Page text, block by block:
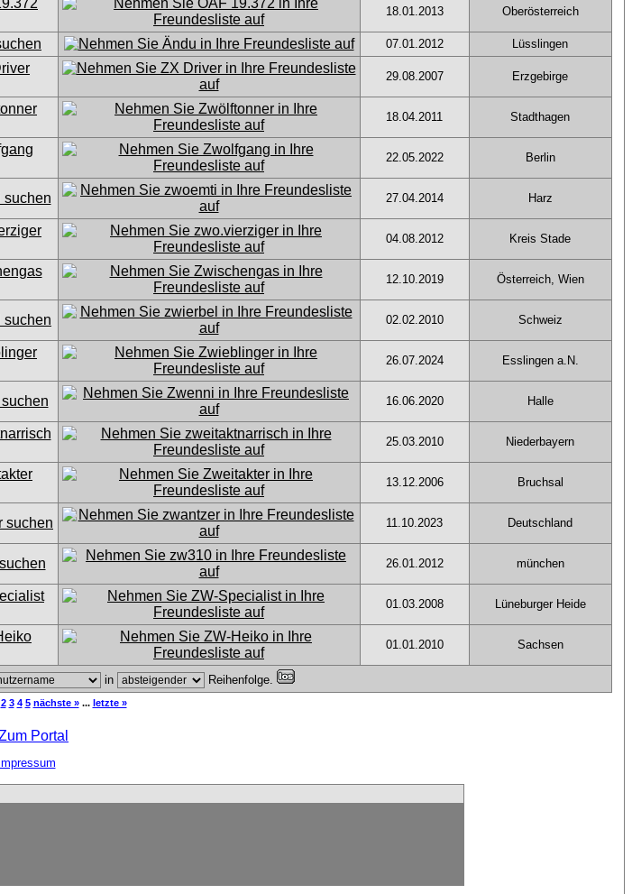
18.01.2013 Oberösterreich
07.01.2012 Lüsslingen
29.08.2007 Erzgebirge
18.04.2011 Stadthagen
22.05.2022 Berlin
27.04.2014 Harz
04.08.2012 Kreis Stade
12.10.2019 Österreich, Wien
02.02.2010 Schweiz
26.07.2024 Esslingen a.N.
16.06.2020 Halle
25.03.2010 Niederbayern
13.12.2006 Bruchsal
11.10.2023 Deutschland
26.01.2012 münchen
01.03.2008 Lüneburger Heide
01.01.2010 Sachsen
in Reihenfolge.
2 3 4 5 nächste » ... letzte »
Impressum